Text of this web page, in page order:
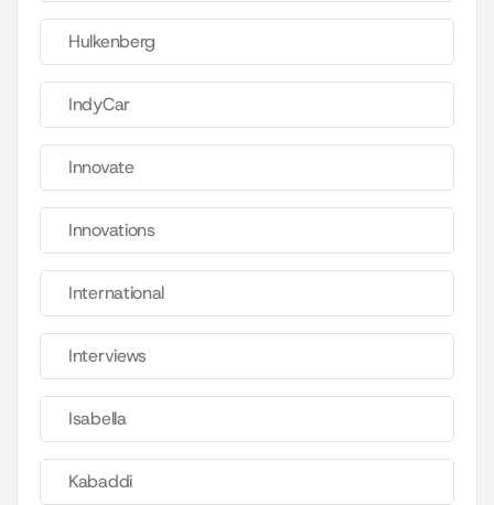
Hulkenberg
IndyCar
Innovate
Innovations
International
Interviews
Isabella
Kabaddi